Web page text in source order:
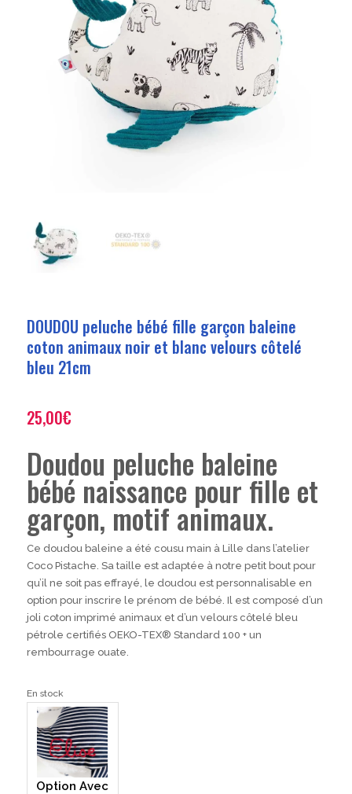
DOUDOU peluche bébé fille garçon baleine
coton animaux noir et blanc velours côtelé
bleu 21cm
25,00€
Doudou peluche baleine
bébé naissance pour fille et
garçon, motif animaux.
Ce doudou baleine a été cousu main à Lille dans l’atelier
Coco Pistache. Sa taille est adaptée à notre petit bout pour
qu’il ne soit pas effrayé, le doudou est personnalisable en
option pour inscrire le prénom de bébé. Il est composé d’un
joli coton imprimé animaux et d’un velours côtelé bleu
pétrole certifiés OEKO-TEX® Standard 100 + un
rembourrage ouate.
En stock
Option Avec